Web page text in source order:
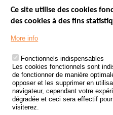
Menu
Footer
LES SITES PUBLICS
ÉTAT DE L’INSÉCURITÉ ROUTIÈRE
TRAITEMENT DES DONNÉES
LA ROUTE
ETUDES ET RECHERCHES
APPEL À PROJETS
Ce site utilise des cookies
des cookies à des fins
More info
Fonctionnels indispensables
Les cookies fonctionnels sont
de fonctionner de manière
opposer et les supprimer en
navigateur, cependant votre
dégradée et ceci sera effectif
visiterez.